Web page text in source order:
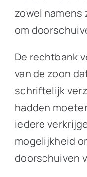
zowel namens
om
De rechtbank
van de zoon
schriftelijk
hadden
iedere
mogelijkheid
doorschuiven